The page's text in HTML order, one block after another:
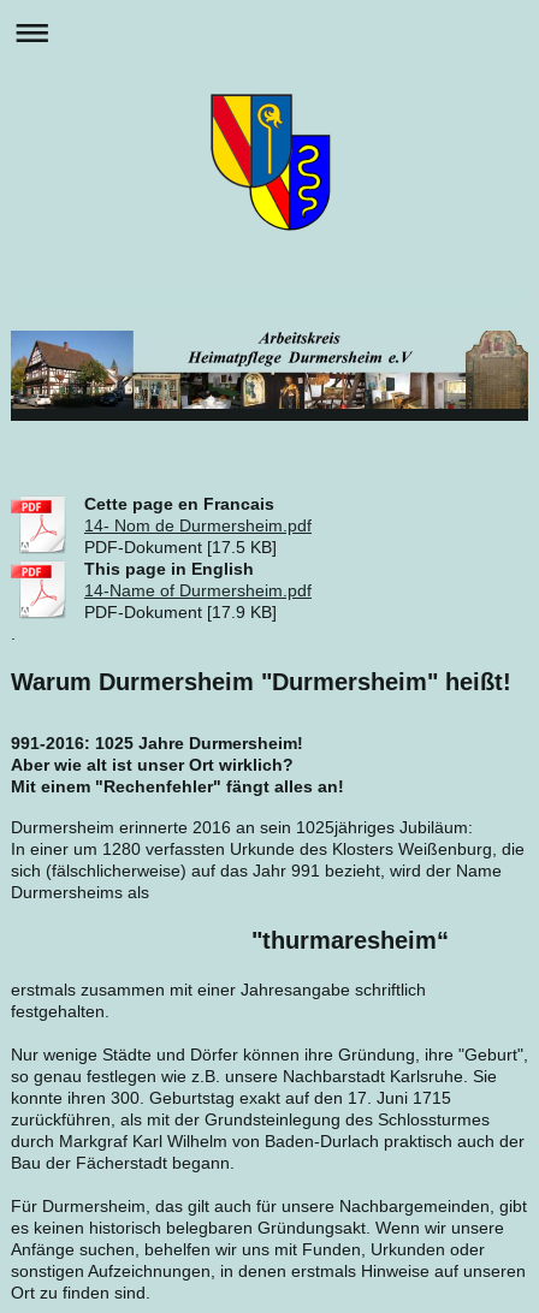
Cette page en Francais
14- Nom de Durmersheim.pdf
PDF-Dokument [17.5 KB]
This page in English
14-Name of Durmersheim.pdf
PDF-Dokument [17.9 KB]
Warum Durmersheim "Durmersheim" heißt!
991-2016: 1025 Jahre Durmersheim!
Aber wie alt ist unser Ort wirklich?
Mit einem "Rechenfehler" fängt alles an!
Durmersheim erinnerte 2016 an sein 1025jähriges Jubiläum:
In einer um 1280 verfassten Urkunde des Klosters Weißenburg, die
sich (fälschlicherweise) auf das Jahr 991 bezieht, wird der Name
Durmersheims als
"thurmaresheim“
erstmals zusammen mit einer Jahresangabe schriftlich
festgehalten.
Nur wenige Städte und Dörfer können ihre Gründung, ihre "Geburt",
so genau festlegen wie z.B. unsere Nachbarstadt Karlsruhe. Sie
konnte ihren 300. Geburtstag exakt auf den 17. Juni 1715
zurückführen, als mit der Grundsteinlegung des Schlossturmes
durch Markgraf Karl Wilhelm von Baden-Durlach praktisch auch der
Bau der Fächerstadt begann.
Für Durmersheim, das gilt auch für unsere Nachbargemeinden, gibt
es keinen historisch belegbaren Gründungsakt. Wenn wir unsere
Anfänge suchen, behelfen wir uns mit Funden, Urkunden oder
sonstigen Aufzeichnungen, in denen erstmals Hinweise auf unseren
Ort zu finden sind.